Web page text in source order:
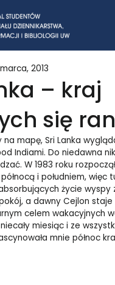
2013
– kraj
się ran
mapę, Sri Lanka
Indiami. Do niedawna
W 1983 roku
i południem, więc
życie wyspy
a dawny Cejlon staje
celem wakacyjnych
miesiąc i ze
mnie północ